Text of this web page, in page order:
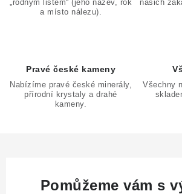
„rodným listem“ (jeho název, rok
a místo nálezu).
našich
Pravé české kameny
Nabízíme pravé české minerály,
přírodní krystaly a drahé
kameny.
Všechny
Pomůžeme vám s